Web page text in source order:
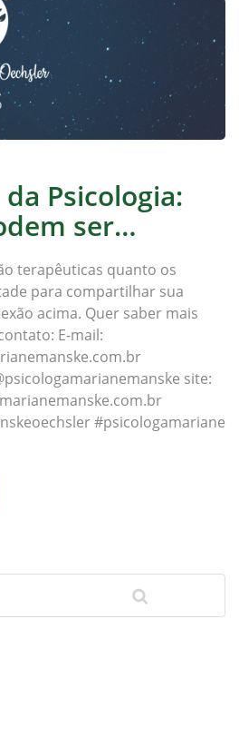
Psicologia:
ser…
terapêuticas quanto os
para compartilhar sua
acima. Quer saber mais
E-mail:
site: